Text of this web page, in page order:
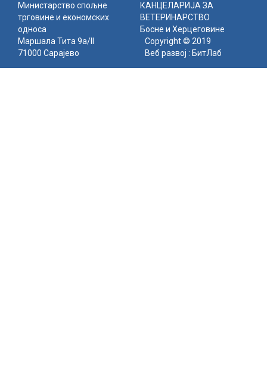
Министарство спољне
трговине и економских
односа
КАНЦЕЛАРИЈА ЗА
ВЕТЕРИНАРСТВО
Босне и Херцеговине
Маршала Тита 9а/II
71000 Сарајево
Copyright © 2019
Веб развој : БитЛаб